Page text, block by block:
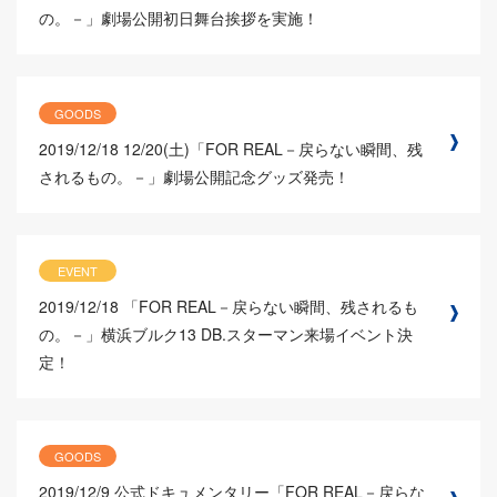
の。－」劇場公開初日舞台挨拶を実施！
GOODS
2019/12/18 12/20(土)「FOR REAL－戻らない瞬間、残
されるもの。－」劇場公開記念グッズ発売！
EVENT
2019/12/18
「FOR REAL－戻らない瞬間、残されるも
の。－」横浜ブルク13 DB.スターマン来場イベント決
定！
GOODS
2019/12/9 公式ドキュメンタリー「FOR REAL－戻らな